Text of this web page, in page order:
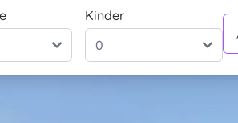
Kinder